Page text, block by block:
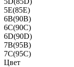
5E(85E)
6B(90B)
6C(90C)
6D(90D)
7B(95B)
7C(95C)
Цвет